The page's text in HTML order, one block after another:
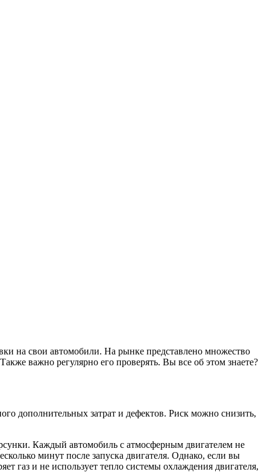
на свои автомобили. На рынке представлено множество
важно регулярно его проверять. Вы все об этом знаете?
дополнительных затрат и дефектов. Риск можно снизить,
Каждый автомобиль с атмосферным двигателем не
минут после запуска двигателя. Однако, если вы
газ и не использует тепло системы охлаждения двигателя,